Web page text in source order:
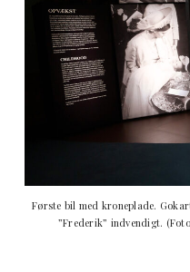
Første bil med kroneplade.
”Frederik” indvendigt.